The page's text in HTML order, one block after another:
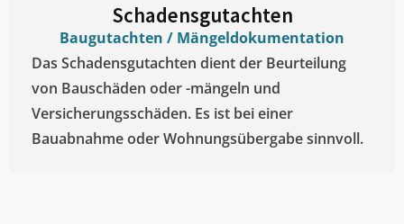
Schadensgutachten
Baugutachten / Mängeldokumentation
Das Schadensgutachten dient der Beurteilung
von Bauschäden oder -mängeln und
Versicherungsschäden. Es ist bei einer
Bauabnahme oder Wohnungsübergabe sinnvoll.